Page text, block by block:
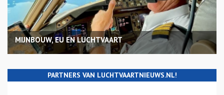
MIJNBOUW, EU EN LUCHTVAART
PARTNERS VAN LUCHTVAARTNIEUWS.NL!